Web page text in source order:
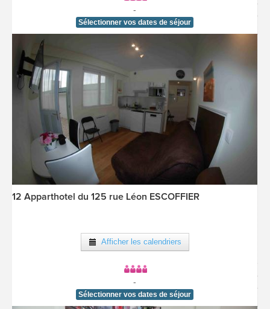
-
Sélectionner vos dates de séjour
[voir la fiche détail]
12 Apparthotel du 125 rue Léon ESCOFFIER
Afficher les calendriers
-
Sélectionner vos dates de séjour